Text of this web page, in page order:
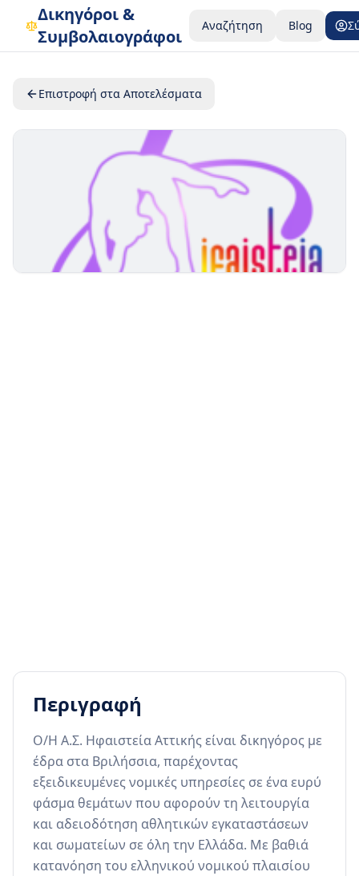
Δικηγόροι &
Συμβολαιογράφοι
Αναζήτηση Blog
Επιστροφή στα Αποτελέσματα
Περιγραφή
Ο/Η Α.Σ. Ηφαιστεία Αττικής είναι δικηγόρος με
έδρα στα Βριλήσσια, παρέχοντας
εξειδικευμένες νομικές υπηρεσίες σε ένα ευρύ
φάσμα θεμάτων που αφορούν τη λειτουργία
και αδειοδότηση αθλητικών εγκαταστάσεων
και σωματείων σε όλη την Ελλάδα. Με βαθιά
κατανόηση του ελληνικού νομικού πλαισίου